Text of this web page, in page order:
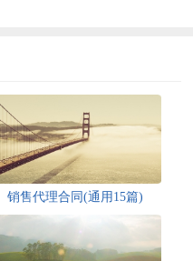
销售代理合同(通用15篇)